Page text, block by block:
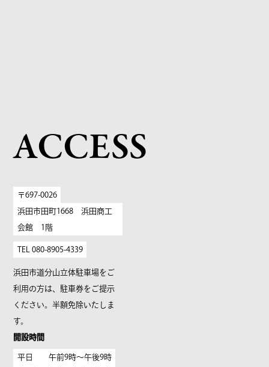
ACCESS
〒697-0026
浜田市田町1668 浜田商工
会館 1階
TEL 080-8905-4339
浜田市道分山立体駐車場をご
利用の方は、駐車券をご提示
ください。半額免除いたしま
す。
開設時間
平日 午前9時〜午後9時